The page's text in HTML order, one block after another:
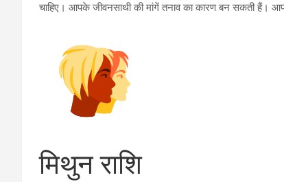
चाहिए। आपके जीवनसाथी की मांगें तनाव का कारण बन सकती हैं।
मिथुन राशि